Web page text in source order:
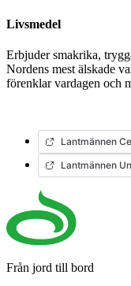
Livsmedel
Erbjuder smakrika,
Nordens mest älskade
förenklar vardagen och
Lantmännen
Lantmännen
Från jord till bord